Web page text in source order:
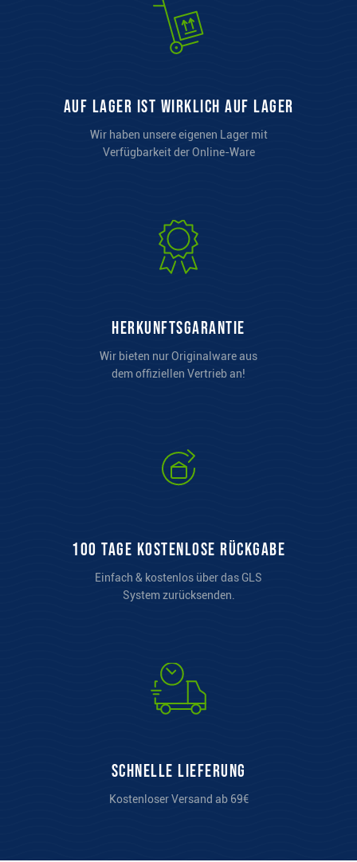
auf Lager ist wirklich auf Lager
Wir haben unsere eigenen Lager mit
Verfügbarkeit der Online-Ware
Herkunftsgarantie
Wir bieten nur Originalware aus
dem offiziellen Vertrieb an!
100 Tage kostenlose Rückgabe
Einfach & kostenlos über das GLS
System zurücksenden.
Schnelle Lieferung
Kostenloser Versand ab 69€